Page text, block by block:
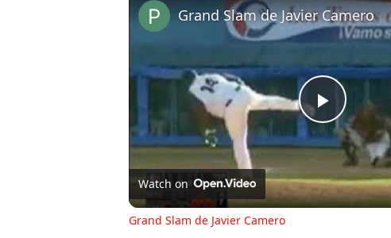
Play
Video
Grand Slam de Javier Camero
Watch on
Grand Slam de Javier Camero